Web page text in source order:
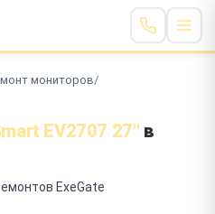
мониторов/
EV2707 27" в
ExeGate